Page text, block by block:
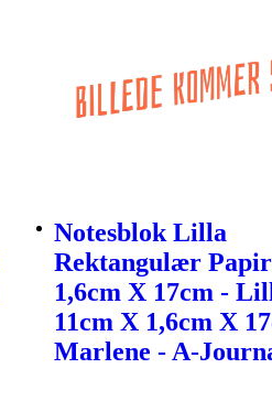
Notesblok Lilla
Rektangulær
1,6cm X 17cm -
11cm X 1,6cm X
Marlene - A-